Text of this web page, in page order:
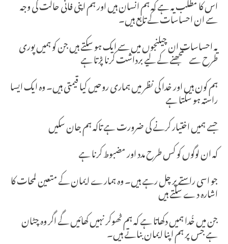
سے ان احساسات کے تابع ہیں۔
یہ احساسات ان چیلنجوں میں سے ایک ہو سکتے ہیں جن کو ہمیں پوری
طرح سے سمجھنے کے لیے برداشت کرنا پڑتا ہے
ہم کون ہیں اور خدا کی نظر میں ہماری روحیں کیا قیمتی ہیں۔ وہ ایک ایسا
راستہ ہو سکتا ہے
جسے ہمیں اختیار کرنے کی ضرورت ہے تاکہ ہم جان سکیں
کہ ان لوگوں کو کس طرح مدد اور مضبوط کرنا ہے
جو اسی راستے پر چل رہے ہیں۔ وہ ہمارے ایمان کے متعین لمحات کا
اشارہ دے سکتے ہیں
جن میں خُدا ہمیں دکھاتا ہے کہ ہم ٹھوکر نہیں کھائیں گے اگر وہ چٹان
ہے جس پر ہم اپنا ایمان بناتے ہیں۔